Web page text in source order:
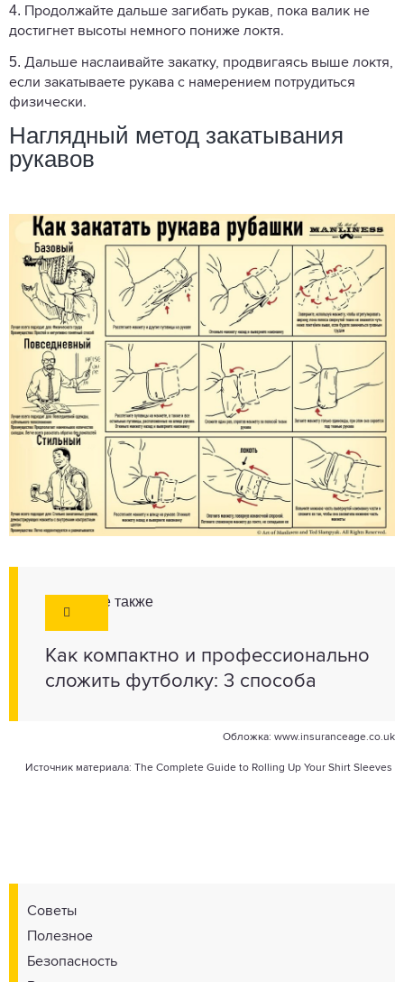
4. Продолжайте дальше загибать рукав, пока валик не
достигнет высоты немного пониже локтя.
5. Дальше наслаивайте закатку, продвигаясь выше локтя,
если закатываете рукава с намерением потрудиться
физически.
Наглядный метод закатывания
рукавов
Смотрите также
Как компактно и профессионально
сложить футболку: 3 способа
Обложка: www.insuranceage.co.uk
Источник материала: The Complete Guide to Rolling Up Your Shirt Sleeves
Советы
Полезное
Безопасность